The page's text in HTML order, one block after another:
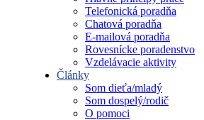
Telefonická poradňa
Chatová poradňa
E-mailová poradňa
Rovesnícke poradenstvo
Vzdelávacie aktivity
Články
Som dieťa/mladý
Som dospelý/rodič
O pomoci